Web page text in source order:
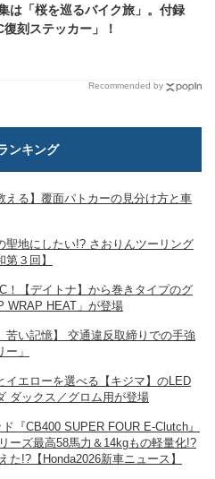
「桜を巡るバイク旅」。付録
刻ステッカー」！
Recommended by
ンキング
える】覆面パトカーの見分け方と車
聖地にしたい!? さおりんツーリング
３回】
！【デイトナ】から巻きタイプのグ
WRAP HEAT」が登場
苦い記憶】 交通違反取締りでの手強
」
イエローを選べる【キジマ】のLED
ダックス／グロム用が登場
『CB400 SUPER FOUR E-Clutch』
ーズ最高58馬力＆14kgもの軽量化!?
た!?【Honda2026新車ニュース】